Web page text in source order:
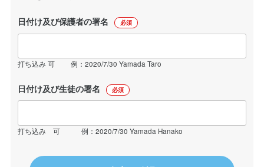
日付け及び保護者の署名 必須
打ち込み 可 例：2020/7/30 Yamada Taro
日付け及び生徒の署名 必須
打ち込み 可 例：2020/7/30 Yamada Hanako